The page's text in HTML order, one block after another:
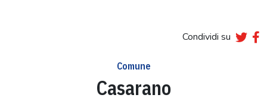
Condividi su
Comune
Casarano